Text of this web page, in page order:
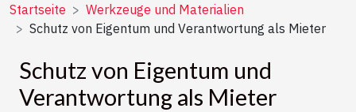
Startseite
Werkzeuge und Materialien
Schutz von Eigentum und Verantwortung als Mieter
Schutz von Eigentum und
Verantwortung als Mieter